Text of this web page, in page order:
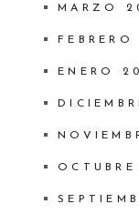
MARZO
ENERO